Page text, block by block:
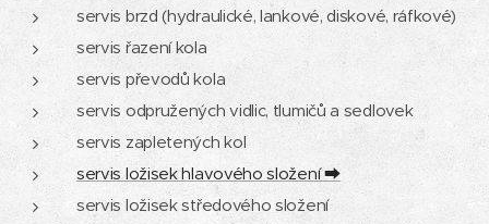
servis brzd (hydraulické, lankové, diskové, ráfkové)
servis řazení kola
servis převodů kola
servis odpružených vidlic, tlumičů a sedlovek
servis zapletených kol
servis ložisek hlavového složení ⮕
servis ložisek středového složení